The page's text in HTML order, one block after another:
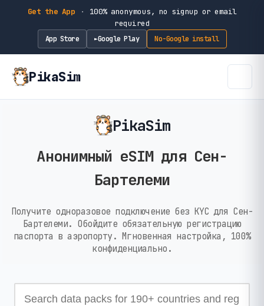
Get the App ·
100% anonymous, no signup or email
required
App Store ►Google Play No-Google install
PikaSim
PikaSim
Анонимный eSIM для Сен-
Бартелеми
Получите одноразовое подключение без KYC для Сен-
Бартелеми. Обойдите обязательную регистрацию
паспорта в аэропорту. Мгновенная настройка, 100%
конфиденциально.